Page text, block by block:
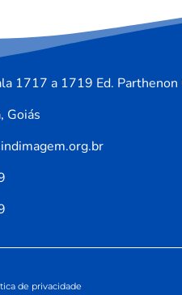
1717 a 1719 Ed.
Goiás
de privacidade